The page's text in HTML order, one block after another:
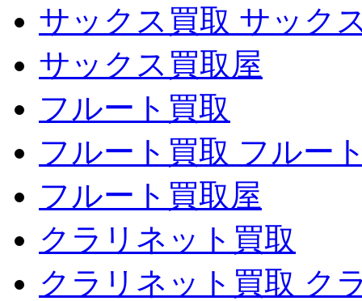
サックス買取 サック
サックス買取屋
フルート買取
フルート買取 フルー
フルート買取屋
クラリネット買取
クラリネット買取 ク